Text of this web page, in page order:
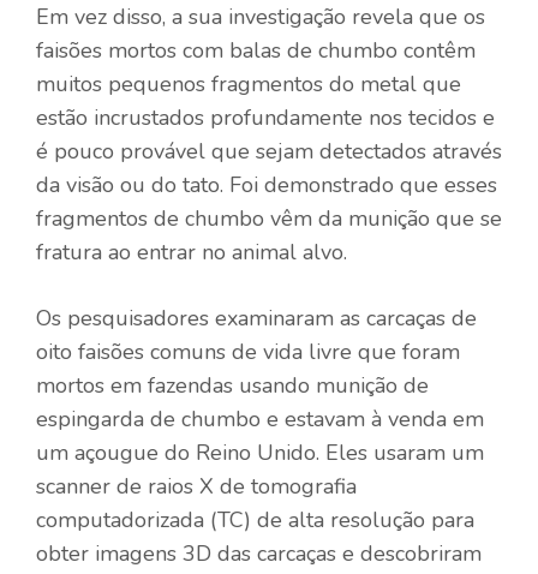
Em vez disso, a sua investigação revela que os
faisões mortos com balas de chumbo contêm
muitos pequenos fragmentos do metal que
estão incrustados profundamente nos tecidos e
é pouco provável que sejam detectados através
da visão ou do tato. Foi demonstrado que esses
fragmentos de chumbo vêm da munição que se
fratura ao entrar no animal alvo.
Os pesquisadores examinaram as carcaças de
oito faisões comuns de vida livre que foram
mortos em fazendas usando munição de
espingarda de chumbo e estavam à venda em
um açougue do Reino Unido. Eles usaram um
scanner de raios X de tomografia
computadorizada (TC) de alta resolução para
obter imagens 3D das carcaças e descobriram